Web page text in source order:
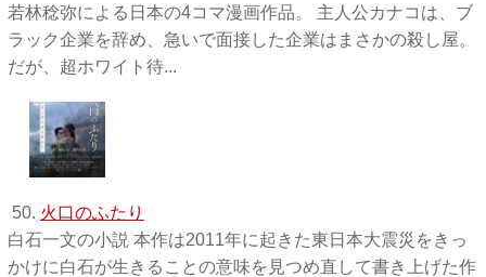
若林稔弥による日本の4コマ漫画作品。 主人公カナコは、ブ
ラック企業を辞め、急いで面接した企業はまさかの殺し屋。
だが、超ホワイト待...
50. 火口のふたり
白石一文の小説 本作は2011年に起きた東日本大震災をきっ
かけに白石が生きることの意味を見つめ直して書き上げた作